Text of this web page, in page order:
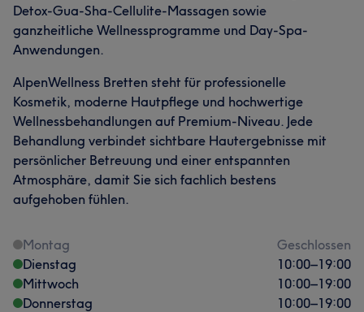
Detox-Gua-Sha-Cellulite-Massagen sowie
ganzheitliche Wellnessprogramme und Day-Spa-
Anwendungen.
AlpenWellness Bretten steht für professionelle
Kosmetik, moderne Hautpflege und hochwertige
Wellnessbehandlungen auf Premium-Niveau. Jede
Behandlung verbindet sichtbare Hautergebnisse mit
persönlicher Betreuung und einer entspannten
Atmosphäre, damit Sie sich fachlich bestens
aufgehoben fühlen.
Montag
Geschlossen
Dienstag
10:00–19:00
Mittwoch
10:00–19:00
Donnerstag
10:00–19:00